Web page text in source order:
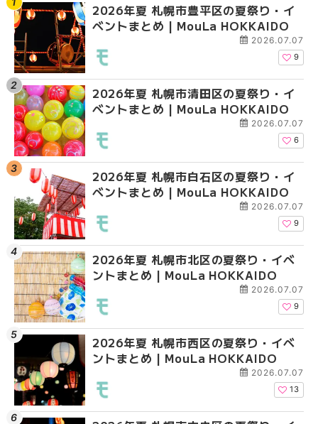
2026年夏 札幌市豊平区の夏祭り・イ
ベントまとめ | MouLa HOKKAIDO
2026.07.07
9
2026年夏 札幌市清田区の夏祭り・イ
ベントまとめ | MouLa HOKKAIDO
2026.07.07
6
2026年夏 札幌市白石区の夏祭り・イ
ベントまとめ | MouLa HOKKAIDO
2026.07.07
9
2026年夏 札幌市北区の夏祭り・イベ
ントまとめ | MouLa HOKKAIDO
2026.07.07
9
2026年夏 札幌市西区の夏祭り・イベ
ントまとめ | MouLa HOKKAIDO
2026.07.07
13
【2026年最新】札幌
ガーデン｜オープン日
大通公園から穴場テ
2026年夏 札幌市白石
ベントまとめ |
2026年夏 札幌市西区
ントまとめ | MouLa
2026年夏 札幌市北区
ントまとめ | MouLa
2026年夏 札幌市豊平
ベントまとめ |
【2026年最新】札幌
ガーデン｜オープン日
大通公園から穴場テ
2026年夏 札幌市北区
ントまとめ | MouLa
2026年夏 札幌市白石
ベントまとめ |
2026年夏 札幌市西区
ントまとめ | MouLa
2026年夏 札幌市清田
ベントまとめ |